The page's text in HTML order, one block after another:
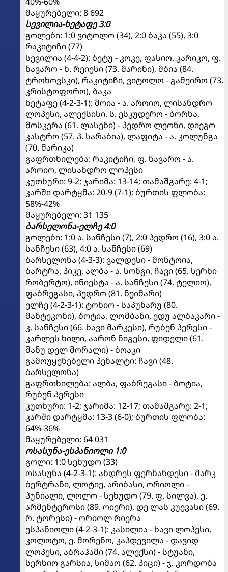
მაყურებელი: 8 692
სევილია-ხეტაფე 3:0
გოლები: 1:0 ვიტოლო (34), 2:0 ბაკა (55), 3:0
რაკიტიჩი (77)
სევილია (4-4-2): ბეტუ - კოკე, ფასიო, კარიკო, ფ.
ნავარო - ხ. რეიესი (73. მარინი), მბია (84.
ტროხოვსკი), რაკიტიჩი, ვიტოლო - გამეირო (73.
კრისტოფორო), ბაკა
ხეტაფე (4-2-3-1): მოია - ა. აროიო, ლისანდრო
ლოპესი, ალექსისი, ს. ესკუდერო - ბორხა,
მოსკერა (61. ლასენი) - პედრო ლეონი, დიეგო
კასტრო (57. პ. სარაბია), ლაფიტა - ა. კოლუნგა
(70. მარიკა)
გაფრთხილება: რაკიტიჩი, ფ. ნავარო - ა.
აროიო, ლისანდრო ლოპესი
კუთხური: 9-2; ჯარიმა: 13-14; თამაშგარე: 4-1;
კარში დარტყმა: 20-9 (7-1); ბურთის ფლობა:
58%-42%
მაყურებელი: 31 135
ბარსელონა-ელჩე 4:0
გოლები: 1:0 ა. სანჩესი (7), 2:0 პედრო (16), 3:0 ა.
სანჩესი (63), 4:0 ა. სანჩესი (69)
ბარსელონა (4-3-3): ვალდესი - მონტოია,
ბარტრა, პიკე, ალბა - ა. სონგი, ჩავი (65. სერხი
რობერტო), ინიესტა - ა. სანჩესი (74. ტელიო),
ფაბრეგასი, პედრო (81. ნეიმარი)
ელჩე (4-2-3-1): ტონიო - საპუნარუ (80.
მანტეკონი), ბოტია, ლომბანი, ედუ ალბაკარი -
კ. სანჩესი (66. ხავი მარკესი), რუბენ პერესი -
კარლეს ხილი, აარონ ნიგესი, ფიდელი (61.
მანუ დელ მორალი) - ბოაკი
გამოუყენებელი პენალტი: ჩავი (48.
ბარსელონა)
გაფრთხილება: ალბა, ფაბრეგასი - ბოტია,
რუბენ პერესი
კუთხური: 1-2; ჯარიმა: 12-17; თამაშგარე: 2-1;
კარში დარტყმა: 13-3 (6-0); ბურთის ფლობა:
64%-36%
მაყურებელი: 64 031
ოსასუნა-ესპანიოლი 1:0
გოლი: 1:0 სეხუდო (33)
ოსასუნა (4-2-3-1): ანდრეს ფერნანდესი - მარკ
ბერტრანი, ლოტიე, არიბასი, ორიოლი -
პუნიალი, ლოლო - სეხუდო (79. ფ. სილვა), ე.
არმენტეროსი (89. ოიერი), დე ლას კუევასი (69.
რ. ტორესი) - ორიოლ რიერა
ესპანიოლი (4-2-3-1): კასილია - ხავი ლოპესი,
კოლოტო, ე. მორენო, კაპდევილა - დავიდ
ლოპესი, აბრაჰამი (74. ალექსი) - სტუანი,
სერხიო გარსია, სიმაო (62. პიცი) - ჯ. კორდობა